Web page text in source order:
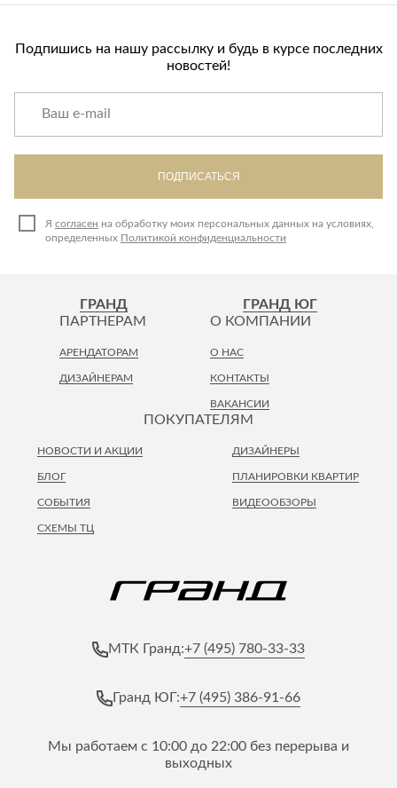
Подпишись на нашу рассылку и будь в курсе последних
новостей!
ПОДПИСАТЬСЯ
Я согласен на обработку моих персональных данных на условиях,
определенных Политикой конфиденциальности
ГРАНД ГРАНД ЮГ
ПОКУПАТЕЛЯМ
НОВОСТИ И АКЦИИ
ПЛАНИРОВКИ КВАРТИР
ВИДЕООБЗОРЫ
БЛОГ
СОБЫТИЯ
СХЕМЫ ТЦ
ДИЗАЙНЕРЫ
ПАРТНЕРАМ
АРЕНДАТОРАМ
ДИЗАЙНЕРАМ
О КОМПАНИИ
О НАС
КОНТАКТЫ
ВАКАНСИИ
МТК Гранд:+7 (495) 780-33-33
Гранд ЮГ:+7 (495) 386-91-66
Мы работаем с 10:00 до 22:00 без перерыва и
выходных